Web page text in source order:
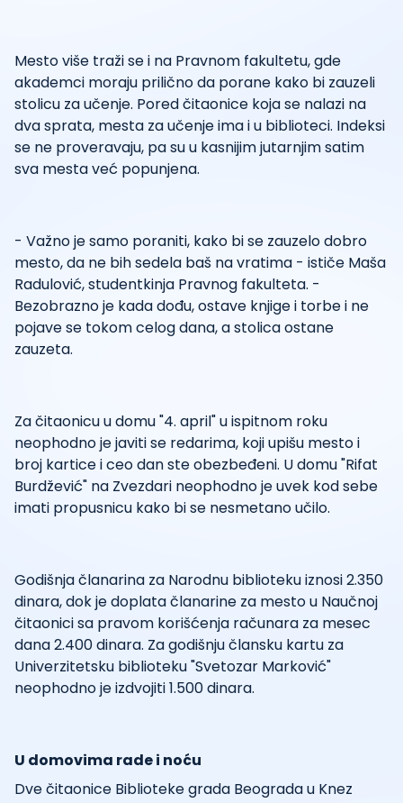
Mesto više traži se i na Pravnom fakultetu, gde
akademci moraju prilično da porane kako bi zauzeli
stolicu za učenje. Pored čitaonice koja se nalazi na
dva sprata, mesta za učenje ima i u biblioteci. Indeksi
se ne proveravaju, pa su u kasnijim jutarnjim satim
sva mesta već popunjena.
- Važno je samo poraniti, kako bi se zauzelo dobro
mesto, da ne bih sedela baš na vratima - ističe Maša
Radulović, studentkinja Pravnog fakulteta. -
Bezobrazno je kada dođu, ostave knjige i torbe i ne
pojave se tokom celog dana, a stolica ostane
zauzeta.
Za čitaonicu u domu "4. april" u ispitnom roku
neophodno je javiti se redarima, koji upišu mesto i
broj kartice i ceo dan ste obezbeđeni. U domu "Rifat
Burdžević" na Zvezdari neophodno je uvek kod sebe
imati propusnicu kako bi se nesmetano učilo.
Godišnja članarina za Narodnu biblioteku iznosi 2.350
dinara, dok je doplata članarine za mesto u Naučnoj
čitaonici sa pravom korišćenja računara za mesec
dana 2.400 dinara. Za godišnju člansku kartu za
Univerzitetsku biblioteku "Svetozar Marković"
neophodno je izdvojiti 1.500 dinara.
U domovima rade i noću
Dve čitaonice Biblioteke grada Beograda u Knez